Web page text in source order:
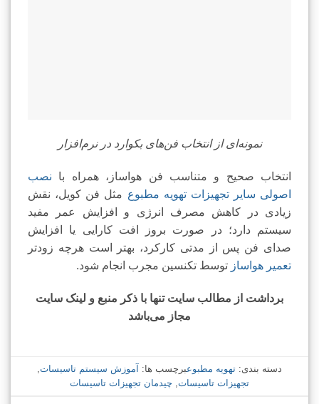
نمونه‌ای از انتخاب فن‌های بکوارد در نرم‌افزار
انتخاب صحیح و متناسب فن هواساز، همراه با نصب
اصولی سایر تجهیزات تهویه مطبوع مثل فن کویل، نقش
زیادی در کاهش مصرف انرژی و افزایش عمر مفید
سیستم دارد؛ در صورت بروز افت کارایی یا افزایش
صدای فن پس از مدتی کارکرد، بهتر است هرچه زودتر
تعمیر هواساز توسط تکنسین مجرب انجام شود.
برداشت از مطالب سایت تنها با ذکر منبع و لینک سایت
مجاز می‌باشد
دسته بندی: تهویه مطبوعبرچسب ها: آموزش سیستم تاسیسات
تجهیزات تاسیسات چیدمان تجهیزات تاسیسات